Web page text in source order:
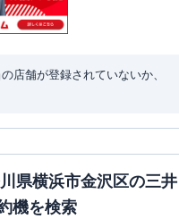
店舗が登録されていないか、
県横浜市金沢区の三井
機を検索